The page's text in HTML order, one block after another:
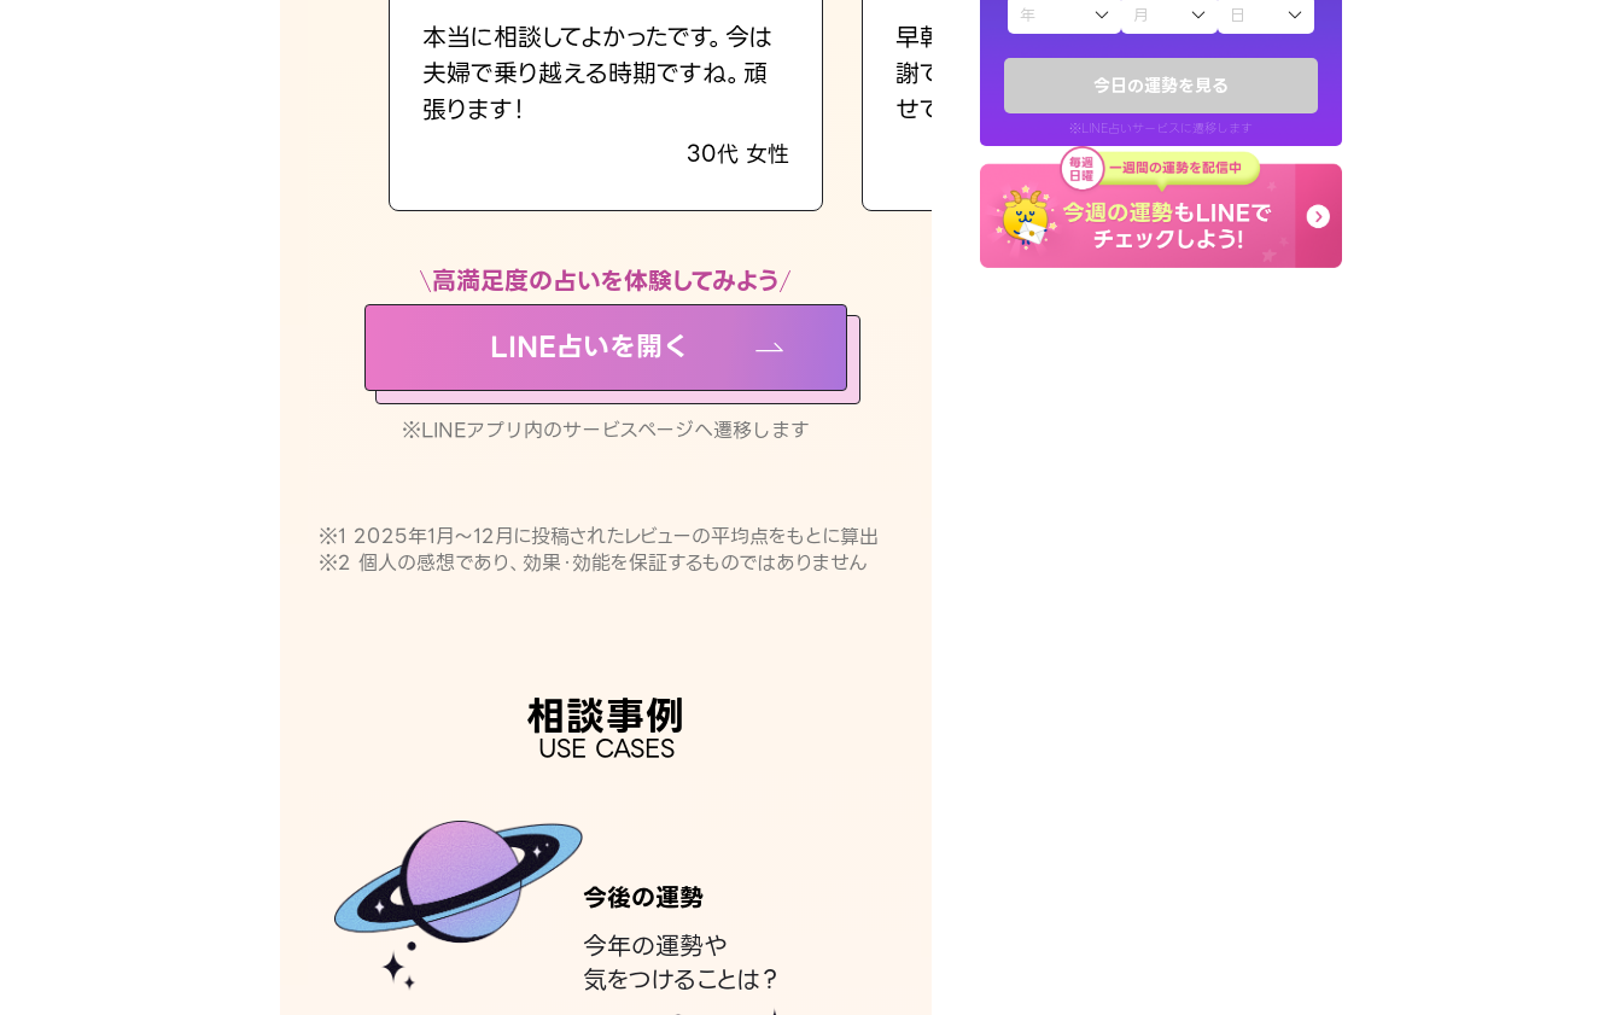
今日の運勢を見る
※LINE占いサービスに遷移します
えもじの子（占）12星座占い
お知らせ
本当に相談してよかったです。今は
夫婦で乗り越える時期ですね。頑
張ります！
30代 女性
早朝にも関わらず鑑定いただき感
謝です。私のままでいいんだと思わ
せてくれます。
40代 女性
高満足度の占いを体験してみよう
LINE占いを開く
※LINEアプリ内のサービスページへ遷移します
※1 2025年1月〜12月に投稿されたレビューの平均点をもとに算出
※2 個人の感想であり、効果・効能を保証するものではありません
相談事例
USE CASES
今後の運勢
今年の運勢や
気をつけることは？